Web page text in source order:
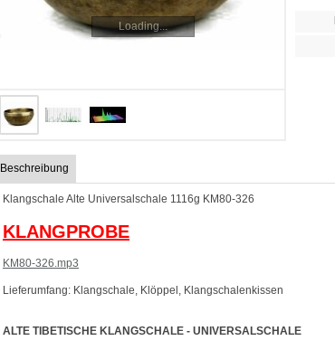
Loading...
Beschreibung
Klangschale Alte Universalschale 1116g KM80-326
KLANGPROBE
KM80-326.mp3
Lieferumfang: Klangschale, Klöppel, Klangschalenkissen
ALTE TIBETISCHE KLANGSCHALE - UNIVERSALSCHALE